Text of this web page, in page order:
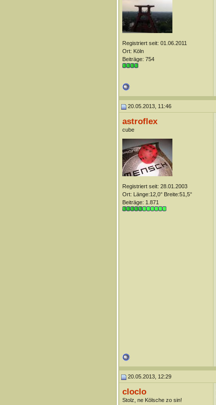
Registriert seit: 01.06.2011
Ort: Köln
Beiträge: 754
20.05.2013, 11:46
astroflex
cube
Registriert seit: 28.01.2003
Ort: Länge:12,0° Breite:51,5°
Beiträge: 1.871
20.05.2013, 12:29
cloclo
Stolz, ne Kölsche zo sin!